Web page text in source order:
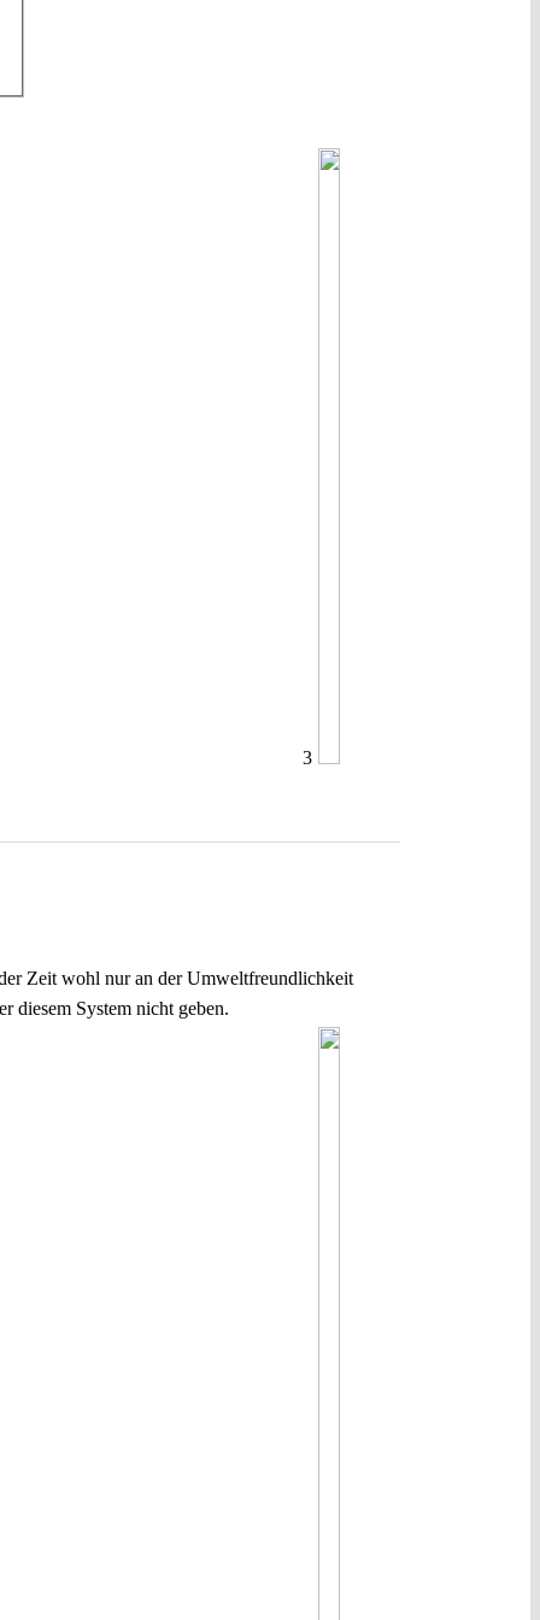
3
Zeit wohl nur an der Umweltfreundlichkeit
diesem System nicht geben.